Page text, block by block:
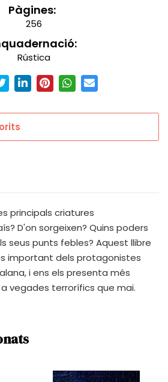
Pàgines:
256
Rústica
principals criatures
D'on sorgeixen? Quins poders
seus punts febles? Aquest llibre
important dels protagonistes
i ens els presenta més
vegades terrorífics que mai.